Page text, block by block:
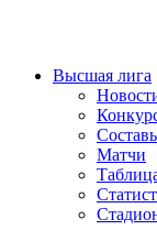
Высшая лига
Матчи